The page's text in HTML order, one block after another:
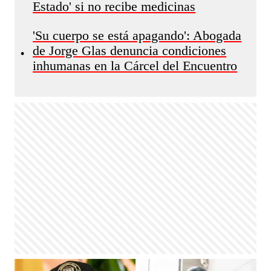
Estado' si no recibe medicinas
•
'Su cuerpo se está apagando': Abogada
de Jorge Glas denuncia condiciones
inhumanas en la Cárcel del Encuentro